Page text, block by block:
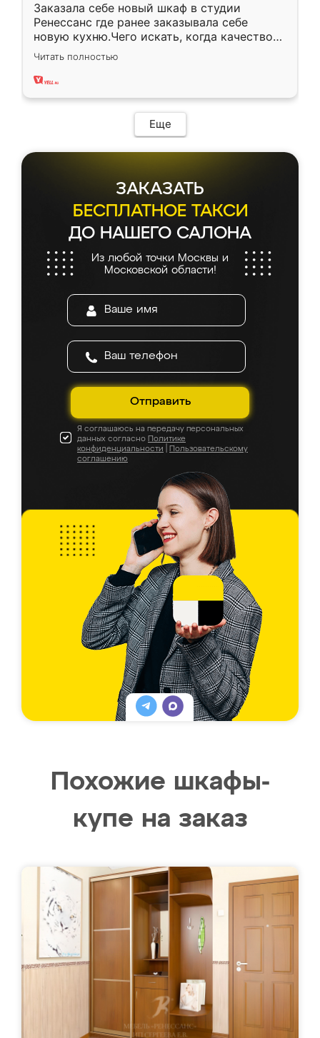
Заказала себе новый шкаф в студии
Ренессанс где ранее заказывала себе
новую кухню.Чего искать, когда качеством
вполне довольна. Служит кухня уже почти
два года, нареканий нет.
Читать полностью
Еще
ЗАКАЗАТЬ
БЕСПЛАТНОЕ ТАКСИ
ДО НАШЕГО САЛОНА
Из любой точки Москвы и
Московской области!
Отправить
Я соглашаюсь на передачу персональных
данных согласно Политике
конфиденциальности
Пользовательскому
соглашению
Похожие шкафы-
купе на заказ